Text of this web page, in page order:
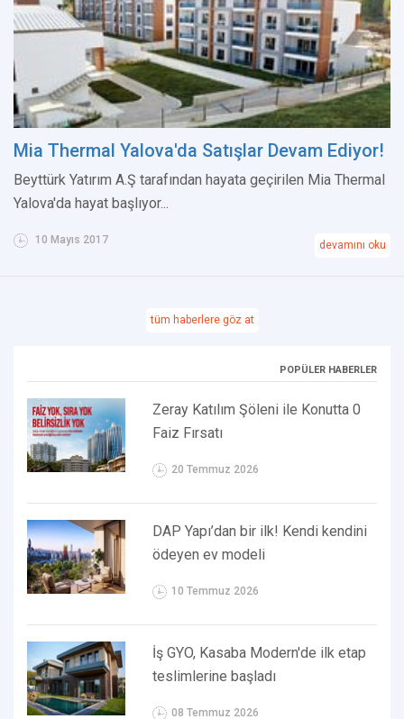
Mia Thermal Yalova'da Satışlar Devam Ediyor!
Beyttürk Yatırım A.Ş tarafından hayata geçirilen Mia Thermal
Yalova'da hayat başlıyor...
10 Mayıs 2017 devamını oku
tüm haberlere göz at
POPÜLER HABERLER
Zeray Katılım Şöleni ile Konutta 0
Faiz Fırsatı
20 Temmuz 2026
DAP Yapı’dan bir ilk! Kendi kendini
ödeyen ev modeli
10 Temmuz 2026
İş GYO, Kasaba Modern'de ilk etap
teslimlerine başladı
08 Temmuz 2026